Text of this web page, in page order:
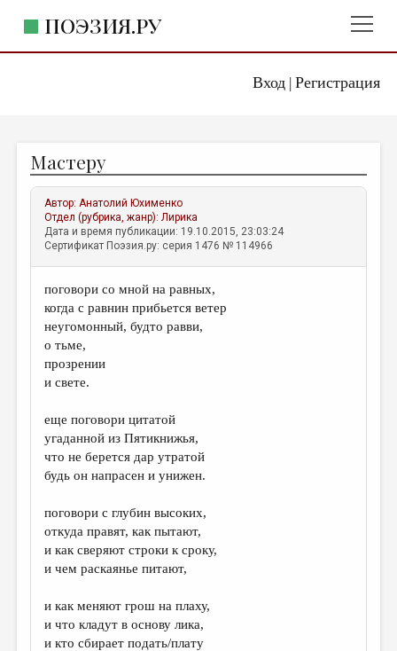
Вход| Регистрация
ПОЭЗИЯ.РУ
ЖАНРЫ
АВТОРЫ
КОММЕНТАРИИ
ЛИТСАЛОН
НОВОСТИ
ПРАВИЛА САЙТА
ОТДЕЛЫ И РУБРИКИ
ИЗБРАННОЕ
ДАЙДЖЕСТ
ПРОИЗВЕДЕНИЯ
ПЕРЕВОДЫ
КОНКУРСЫ
ДЕТСКАЯ КОМНАТА
КНИЖНАЯ ПОЛКА
ОБЗОР ЛИТЕРАТУРЫ
СТРАНИЦЫ ПАМЯТИ
Мастеру
Автор:Анатолий Юхименко
Отдел (рубрика, жанр):Лирика
Дата и время публикации: 19.10.2015, 23:03:24
Сертификат Поэзия.ру: серия 1476 № 114966
поговори со мной на равных,
когда с равнин прибьется ветер
неугомонный, будто равви,
о тьме,
прозрении
и свете.
еще поговори цитатой
угаданной из Пятикнижья,
что не берется дар утратой
будь он напрасен и унижен.
поговори с глубин высоких,
откуда правят, как пытают,
и как сверяют строки к сроку,
и чем раскаянье питают,
и как меняют грош на плаху,
и что кладут в основу лика,
и кто сбирает подать/плату